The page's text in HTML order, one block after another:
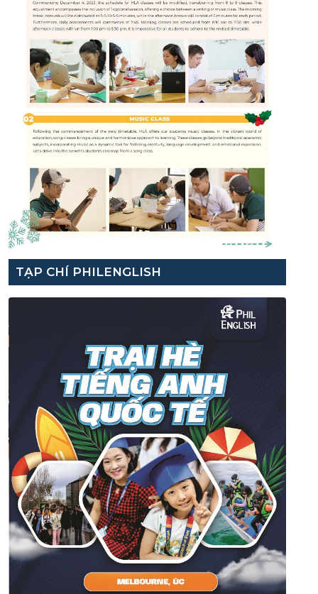
TẠP CHÍ PHILENGLISH